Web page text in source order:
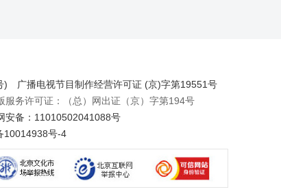
)
广播电视节目制作经营许可证 (京)字第19551号
许可证：（总）网出证（京）字第194号
安备：11010502041088号
10014938号-4